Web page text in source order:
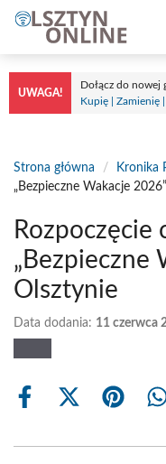
Przejdź
treści
UWAGA!
Dołącz do nowej
Kupię | Zamienię
Strona główna / Kronika
„Bezpieczne Wakacje
„Bezpieczne
Olsztynie
Data dodania: 11 czerwca
Share
Share
(Twitter)
Share